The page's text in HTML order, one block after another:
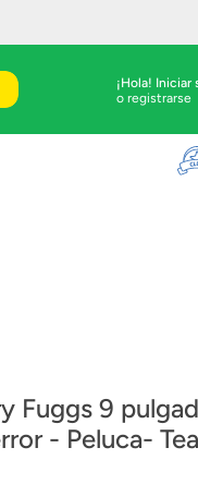
¡Hola! Iniciar
Fuggs 9
- Peluca-